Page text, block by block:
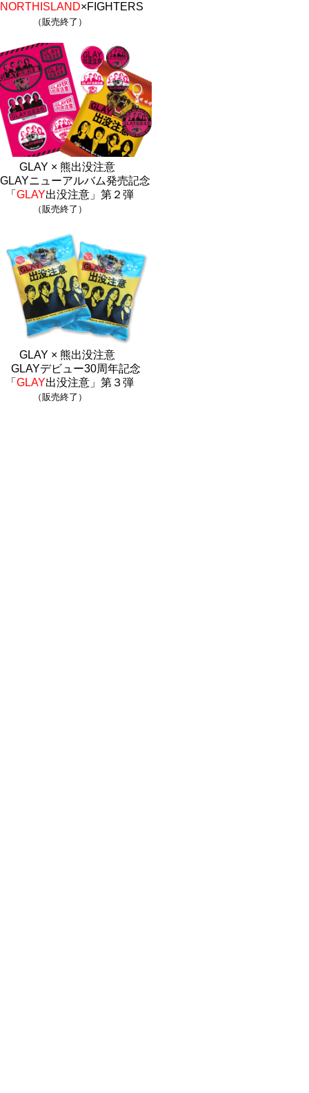
NORTHISLAND×FIGHTERS
（販売終了）
GLAY × 熊出没注意
GLAYニューアルバム発売記念
「 GLAY出没注意」第２弾
（販売終了）
GLAY × 熊出没注意
GLAYデビュー30周年記念
「 GLAY出没注意」第３弾
（販売終了）